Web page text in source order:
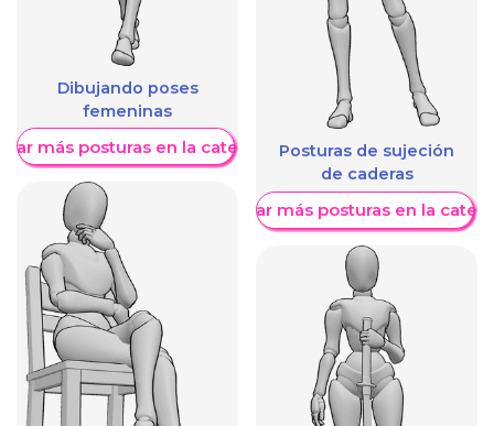
Dibujando poses
femeninas
más posturas en la categoríaPosturas de sujeción
de caderas
Mostrar más posturas en la